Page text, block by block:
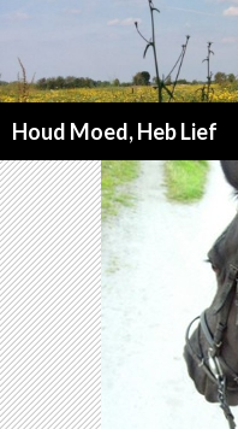
Houd Moed, Heb Lief
NAAR
INHOUD